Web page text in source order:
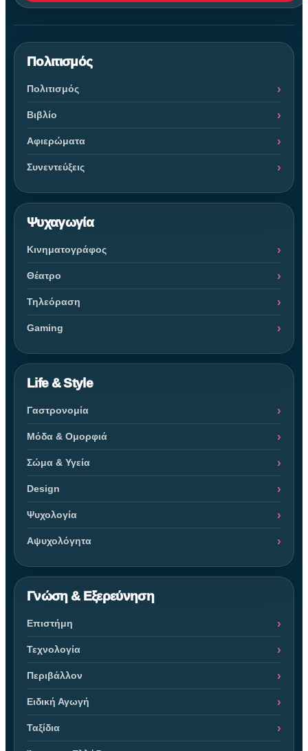
Πολιτισμός
Πολιτισμός
Βιβλίο
Αφιερώματα
Συνεντεύξεις
Ψυχαγωγία
Κινηματογράφος
Θέατρο
Τηλεόραση
Gaming
Life & Style
Γαστρονομία
Μόδα & Ομορφιά
Σώμα & Υγεία
Design
Ψυχολογία
Αψυχολόγητα
Γνώση & Εξερεύνηση
Επιστήμη
Τεχνολογία
Περιβάλλον
Ειδική Αγωγή
Ταξίδια